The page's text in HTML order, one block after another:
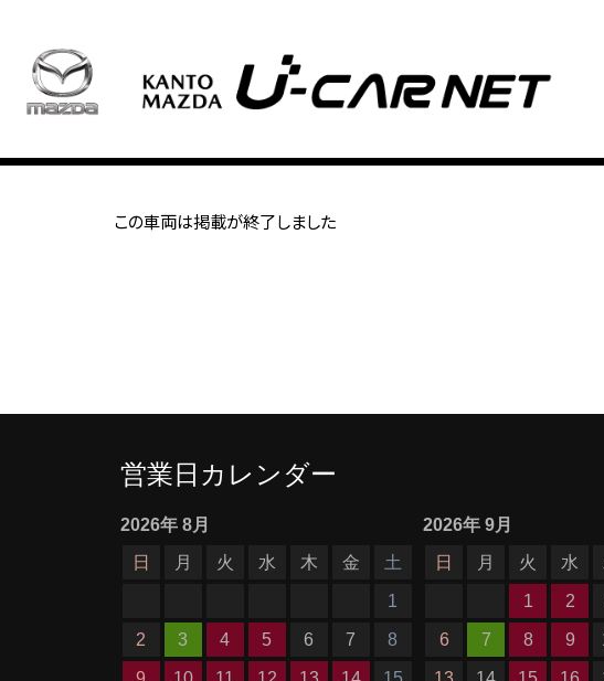
この車両は掲載が終了しました
営業日カレンダー
2026年 8月
日
月 火 水 木 金
土
1
2
3 4 5 6 7
8
2026年9月
日
月 火 水
1
2
6
7 8 9